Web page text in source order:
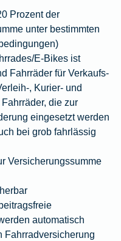
Prozent der
unter bestimmten
E-Bikes ist
Fahrräder für Verkaufs-
, Kurier- und
die zur
eingesetzt werden
bei grob fahrlässig
Versicherungssumme
automatisch
Fahrradversicherung